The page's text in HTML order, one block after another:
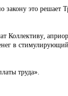
закону это решает
в
труда».